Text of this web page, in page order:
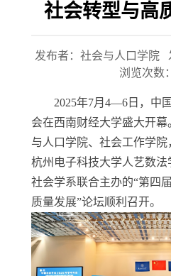
社会转型与高
发布者：社会与人口学院
浏览次数：
2025年7月 4—6 日，中
会在西南财经大学盛大开
与人口学院、社会工作学院
杭州电子科技大学人艺数法
社会学系联合主办的“第四
质量发展”论坛顺利召开。